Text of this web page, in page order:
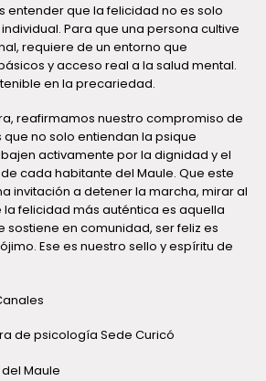
entender que la felicidad no es solo
Para que una persona cultive
requiere de un entorno que
y acceso real a la salud mental.
en la precariedad.
reafirmamos nuestro compromiso de
no solo entiendan la psique
activamente por la dignidad y el
cada habitante del Maule. Que este
invitación a detener la marcha, mirar al
felicidad más auténtica es aquella
sostiene en comunidad, ser feliz es
Ese es nuestro sello y espíritu de
de psicología Sede Curicó
Maule